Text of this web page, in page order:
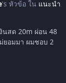
's หัวข้อ ใน แนะนำ